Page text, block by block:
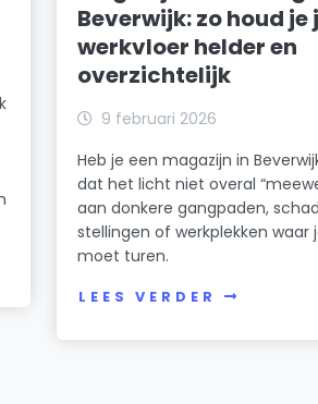
Beverwijk: zo houd je
werkvloer helder en
overzichtelijk
9 februari 2026
Heb je een magazijn in
dat het licht niet overal
aan donkere gangpaden,
stellingen of werkplekken waar
moet turen.
LEES VERDER